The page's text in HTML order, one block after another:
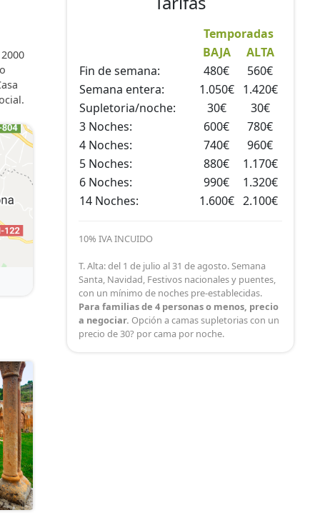
Temporadas
BAJA
ALTA
Fin de semana:
480€
560€
Semana entera:
1.050€
1.420€
Supletoria/noche:
30€
30€
3 Noches:
600€
780€
4 Noches:
740€
960€
5 Noches:
880€
1.170€
6 Noches:
990€
1.320€
14 Noches:
1.600€ 2.100€
10% IVA INCUIDO
T. Alta: del 1 de julio al 31 de agosto. Semana
Santa, Navidad, Festivos nacionales y puentes,
con un mínimo de noches pre-establecidas.
Para familias de 4 personas o menos, precio
a negociar. Opción a camas supletorias con un
precio de 30? por cama por noche.